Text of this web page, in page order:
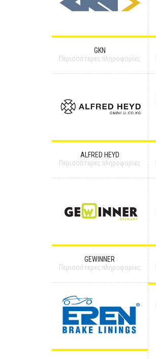
GKN
Περισσότερες πληροφορίες
ALFRED HEYD
Περισσότερες πληροφορίες
GEWINNER
Περισσότερες πληροφορίες